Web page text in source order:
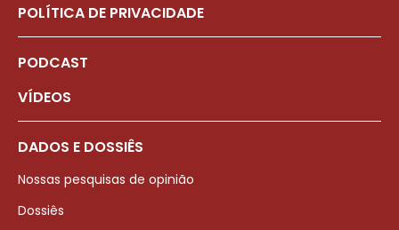
POLÍTICA DE PRIVACIDADE
PODCAST
VÍDEOS
DADOS E DOSSIÊS
Nossas pesquisas de opinião
Dossiês